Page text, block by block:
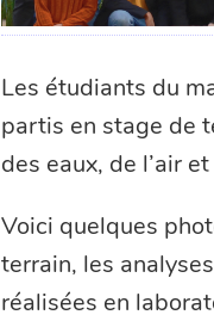
Les étudiants du
partis en stage de
des eaux, de l’air
Voici quelques
terrain, les
réalisées en